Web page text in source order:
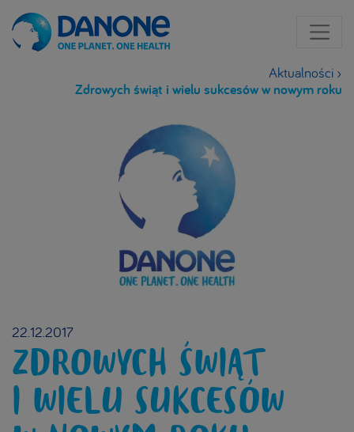
Aktualności ›
Zdrowych świąt i wielu sukcesów w nowym roku
22.12.2017
ZDROWYCH ŚWIĄT
I WIELU SUKCESÓW